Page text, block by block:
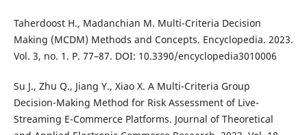
Taherdoost H., Madanchian M. Multi-Criteria Decision
Making (MCDM) Methods and Concepts. Encyclopedia. 2023.
Vol. 3, no. 1. P. 77–87. DOI: 10.3390/encyclopedia3010006
Su J., Zhu Q., Jiang Y., Xiao X. A Multi-Criteria Group
Decision-Making Method for Risk Assessment of Live-
Streaming E-Commerce Platforms. Journal of Theoretical